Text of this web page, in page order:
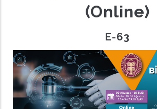
(Online)
E-63